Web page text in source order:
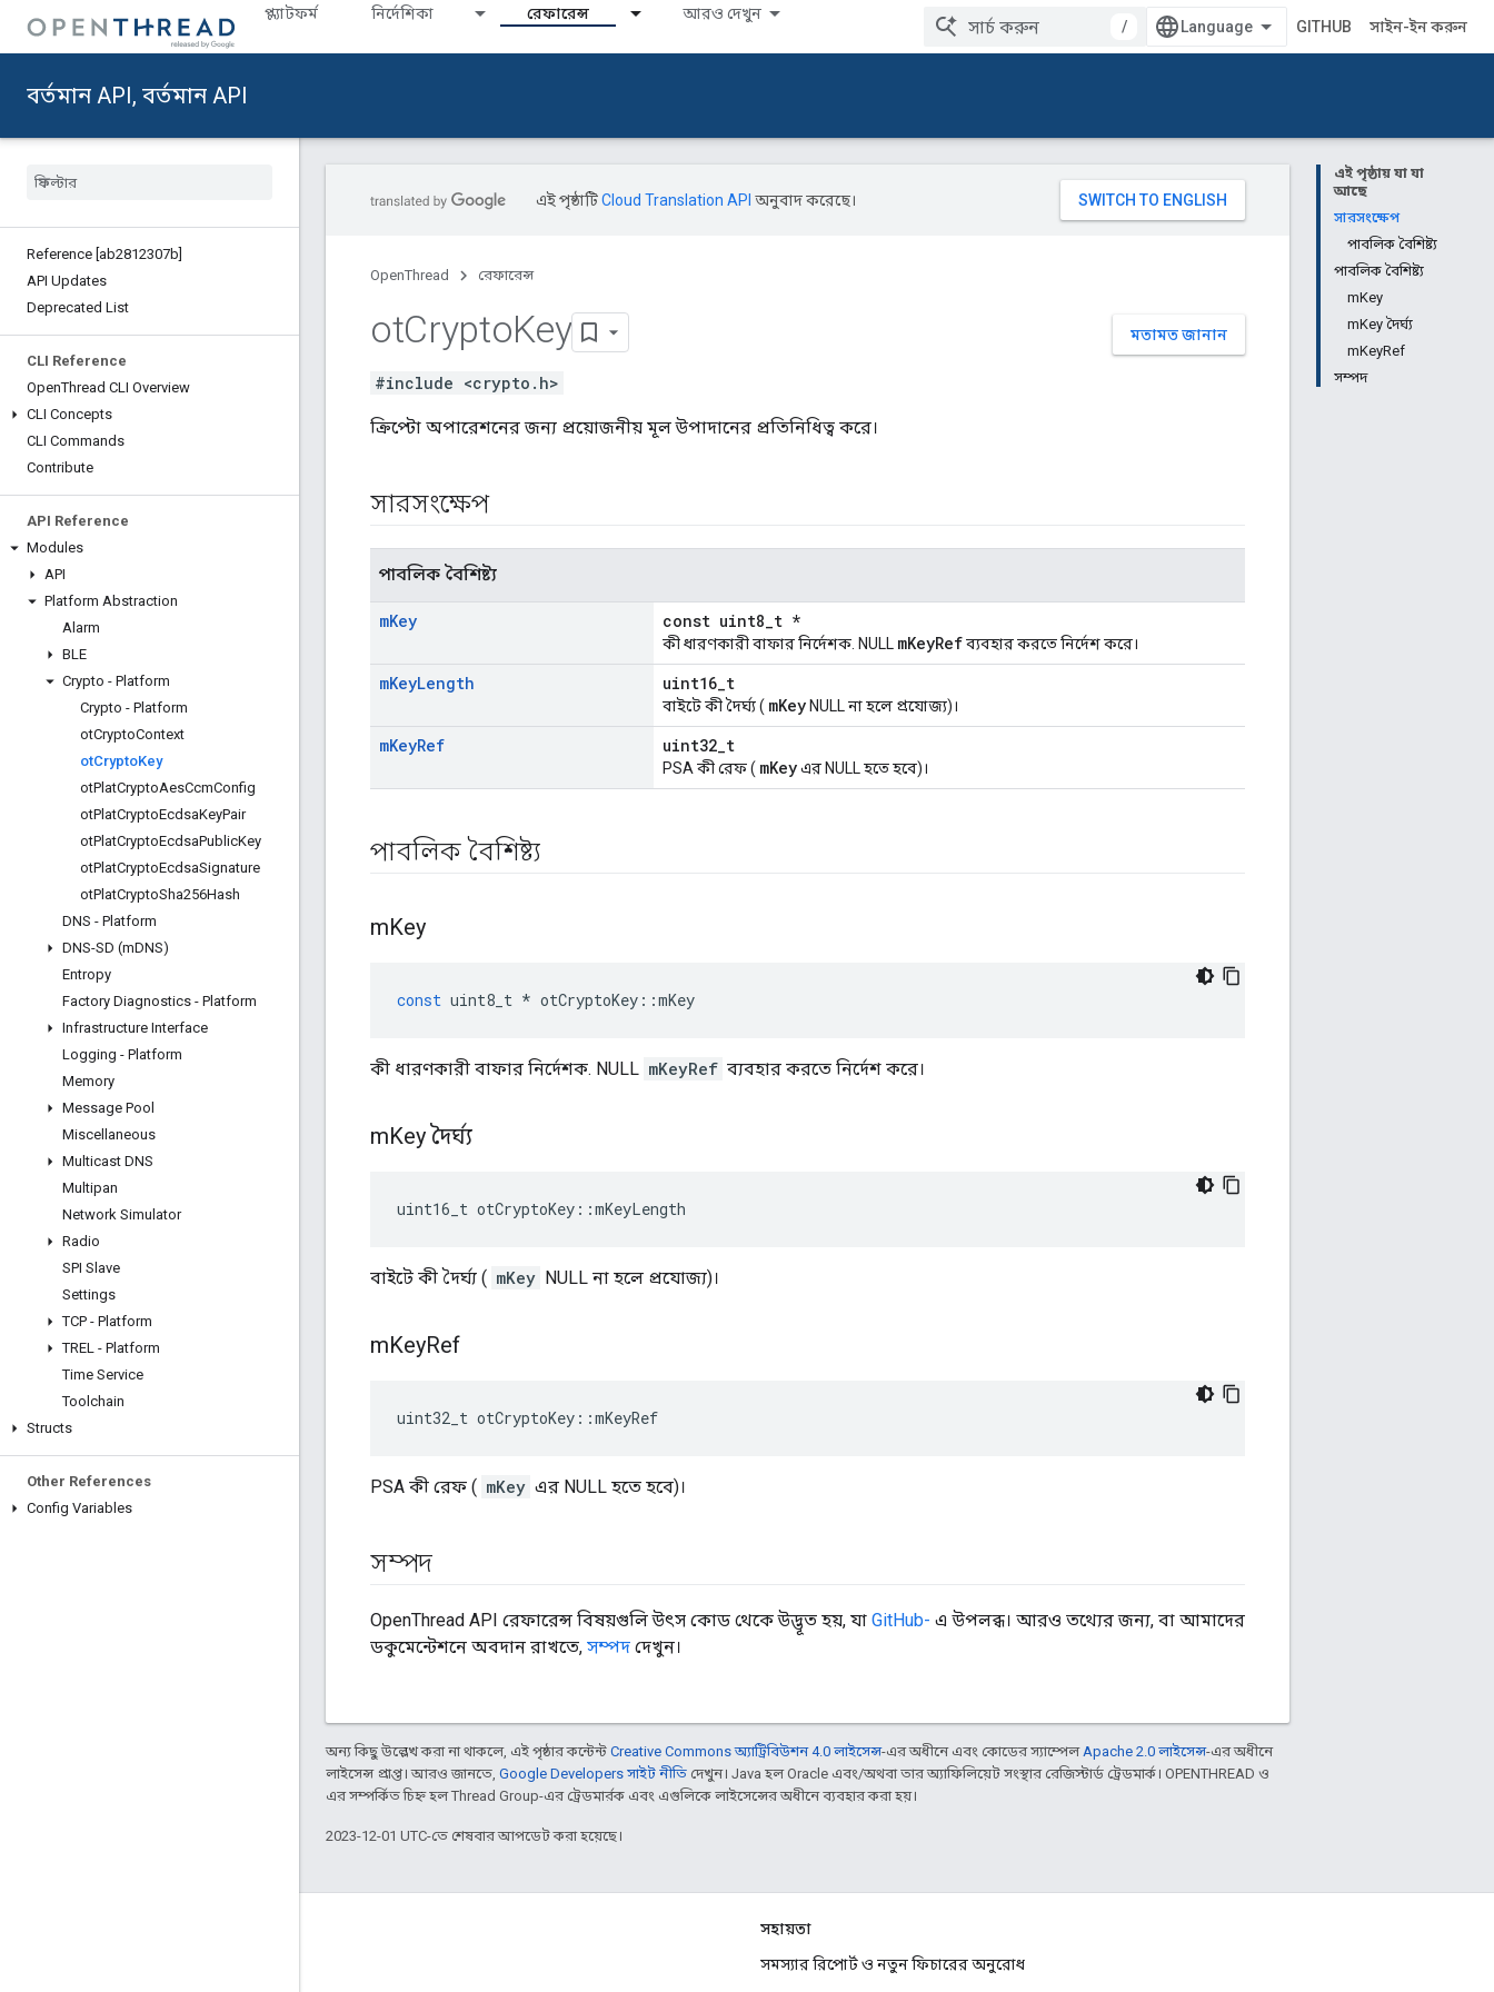
প্ল্যাটফর্ম নির্দেশিকা রেফারেন্স আরও দেখুন
/ GITHUB সাইন-ইন করুন
বর্তমান API, বর্তমান API
Reference [ab2812307b]
API Updates
Deprecated List
CLI Reference
OpenThread CLI Overview
CLI Concepts
CLI Commands
Contribute
API Reference
Modules
API
Platform Abstraction
Alarm
BLE
Crypto - Platform
Crypto - Platform
otCryptoContext
otCryptoKey
otPlatCryptoAesCcmConfig
otPlatCryptoEcdsaKeyPair
otPlatCryptoEcdsaPublicKey
otPlatCryptoEcdsaSignature
otPlatCryptoSha256Hash
DNS - Platform
DNS-SD (mDNS)
Entropy
Factory Diagnostics - Platform
Infrastructure Interface
Logging - Platform
Memory
Message Pool
Miscellaneous
Multicast DNS
Multipan
Network Simulator
Radio
SPI Slave
Settings
TCP - Platform
TREL - Platform
Time Service
Toolchain
Structs
Other References
Config Variables
এই পৃষ্ঠায় যা যা
আছে
সারসংক্ষেপ
পাবলিক বৈশিষ্ট্য
পাবলিক বৈশিষ্ট্য
mKey
mKey দৈর্ঘ্য
mKeyRef
সম্পদ
এই পৃষ্ঠাটিCloud Translation API অনুবাদ করেছে।
OpenThread রেফারেন্স
মতামত জানান
otCryptoKey
#include <crypto.h>
ক্রিপ্টো অপারেশনের জন্য প্রয়োজনীয় মূল উপাদানের প্রতিনিধিত্ব করে।
সারসংক্ষেপ
পাবলিক বৈশিষ্ট্য
mKey const uint8_t *
কী ধারণকারী বাফার নির্দেশক. NULL mKeyRefব্যবহার করতে নির্দেশ করে।
mKeyLength uint16_t
বাইটে কী দৈর্ঘ্য ( mKey NULL না হলে প্রযোজ্য)।
mKeyRef uint32_t
PSA কী রেফ ( mKeyএর NULL হতে হবে)।
পাবলিক বৈশিষ্ট্য
mKey
const uint8_t * otCryptoKey ::mKey
কী ধারণকারী বাফার নির্দেশক. NULL mKeyRef ব্যবহার করতে নির্দেশ করে।
mKey দৈর্ঘ্য
uint16_t otCryptoKey ::mKeyLength
বাইটে কী দৈর্ঘ্য ( mKey NULL না হলে প্রযোজ্য)।
mKeyRef
uint32_t otCryptoKey ::mKeyRef
PSA কী রেফ ( mKey এর NULL হতে হবে)।
সম্পদ
OpenThread API রেফারেন্স বিষয়গুলি উৎস কোড থেকে উদ্ভূত হয়, যা GitHub- এ উপলব্ধ। আরও তথ্যের জন্য, বা আমাদের
ডকুমেন্টেশনে অবদান রাখতে, সম্পদ দেখুন।
অন্য কিছু উল্লেখ করা না থাকলে, এই পৃষ্ঠার কন্টেন্ট Creative Commons অ্যাট্রিবিউশন 4.0 লাইসেন্স-এর অধীনে এবং কোডের স্যাম্পেলApache 2.0 লাইসেন্স-এর অধীনে
লাইসেন্স প্রাপ্ত। আরও জানতে, Google Developers সাইট নীতি দেখুন। Java হল Oracle এবং/অথবা তার অ্যাফিলিয়েট সংস্থার রেজিস্টার্ড ট্রেডমার্ক। OPENTHREAD ও
এর সম্পর্কিত চিহ্ন হল Thread Group-এর ট্রেডমার্রক এবং এগুলিকে লাইসেন্সের অধীনে ব্যবহার করা হয়।
2023-12-01 UTC-তে শেষবার আপডেট করা হয়েছে।
সহায়তা
সমস্যার রিপোর্ট ও নতুন ফিচারের অনুরোধ